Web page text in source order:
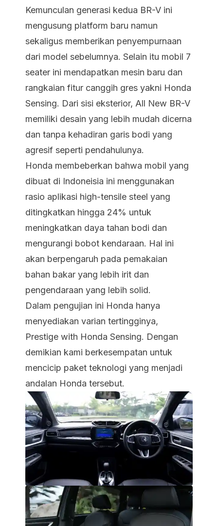
Kemunculan generasi kedua BR-V ini
mengusung platform baru namun
sekaligus memberikan penyempurnaan
dari model sebelumnya. Selain itu mobil 7
seater ini mendapatkan mesin baru dan
rangkaian fitur canggih gres yakni Honda
Sensing. Dari sisi eksterior, All New BR-V
memiliki desain yang lebih mudah dicerna
dan tanpa kehadiran garis bodi yang
agresif seperti pendahulunya.
Honda membeberkan bahwa mobil yang
dibuat di Indoneisia ini menggunakan
rasio aplikasi high-tensile steel yang
ditingkatkan hingga 24% untuk
meningkatkan daya tahan bodi dan
mengurangi bobot kendaraan. Hal ini
akan berpengaruh pada pemakaian
bahan bakar yang lebih irit dan
pengendaraan yang lebih solid.
Dalam pengujian ini Honda hanya
menyediakan varian tertingginya,
Prestige with Honda Sensing. Dengan
demikian kami berkesempatan untuk
mencicip paket teknologi yang menjadi
andalan Honda tersebut.